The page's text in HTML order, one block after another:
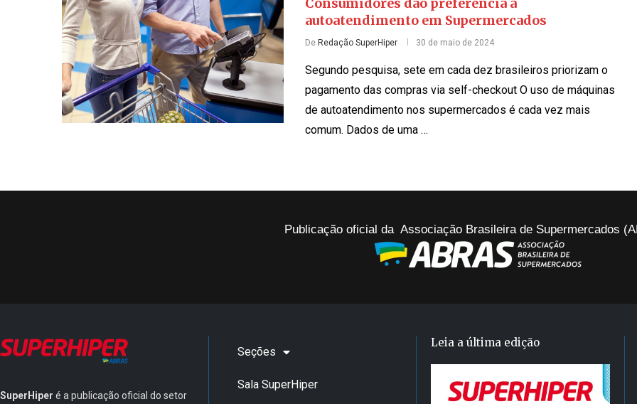
autoatendimento em Supermercados
De Redação SuperHiper 30 de maio de 2024
Segundo pesquisa, sete em cada dez brasileiros priorizam o
pagamento das compras via self-checkout O uso de máquinas
de autoatendimento nos supermercados é cada vez mais
comum. Dados de uma …
Publicação oficial da Associação Brasileira de Supermercados
SuperHiper é a publicação oficial do setor
Seções
Sala SuperHiper
Leia a última edição